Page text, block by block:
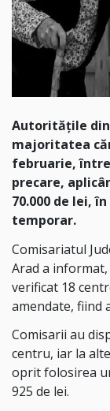
Autorităţile din
majoritatea
februarie,
precare,
70.000 de lei,
temporar.
Comisariatul
Arad a
verificat 18
amendate, fiind
Comisarii au
centru, iar la
oprit folosirea
925 de lei.